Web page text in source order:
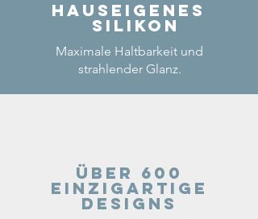
Hauseigenes
Silikon
Maximale Haltbarkeit und
strahlender Glanz.
Über 600
einzigartige
Designs